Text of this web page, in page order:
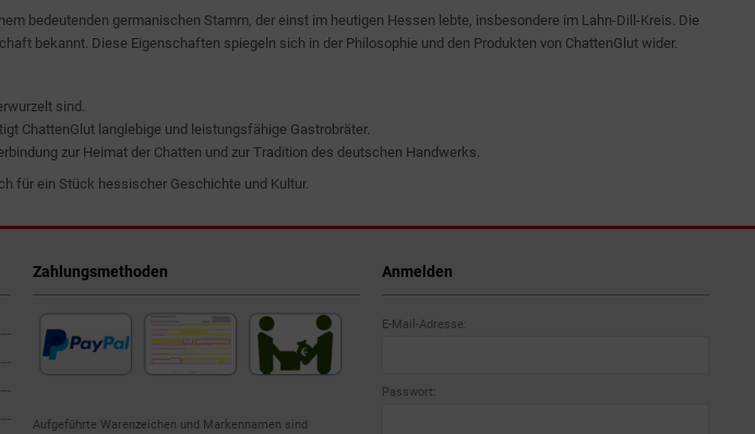
bedeutenden germanischen Stamm, der einst im heutigen Hessen lebte, insbesondere im Lahn-Dill-Kreis. Die
bekannt. Diese Eigenschaften spiegeln sich in der Philosophie und den Produkten von ChattenGlut wider.
sind.
ChattenGlut langlebige und leistungsfähige Gastrobräter.
zur Heimat der Chatten und zur Tradition des deutschen Handwerks.
für ein Stück hessischer Geschichte und Kultur.
Zahlungsmethoden
Aufgeführte Warenzeichen und Markennamen sind
Anmelden
E-Mail-Adresse:
Passwort: